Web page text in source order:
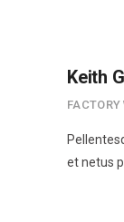
Keith
FACTORY
et netus